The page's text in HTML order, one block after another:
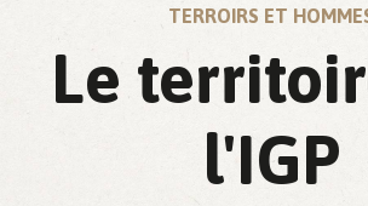
TERROIRS ET
Le
l'IGP